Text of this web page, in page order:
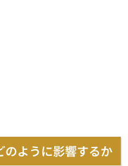
ように影響するか